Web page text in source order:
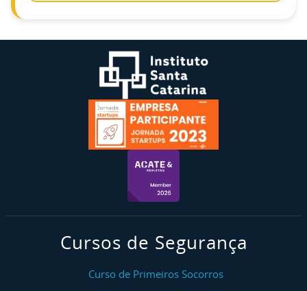
Cursos de Segurança
Curso de Primeiros Socorros